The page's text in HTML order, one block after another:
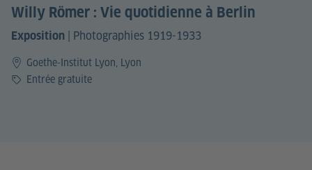
Willy Römer : Vie quotidienne à Berlin
Exposition | Photographies 1919-1933
Goethe-Institut Lyon, Lyon
PrixEntrée gratuite